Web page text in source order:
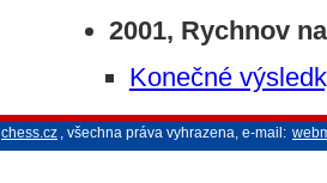
2001, Rychnov
Konečné
chess.cz , všechna práva vyhrazena, e-mail: